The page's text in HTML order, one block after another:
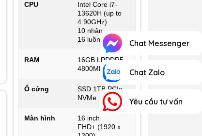
CPU
Intel Core i7-
13620H (up to
4.90GHz)
10 nhân
16 luồng
RAM
16GB LPDDR5
4800MHz
Ổ cứng
SSD 1TB PCIe
NVMe
Màn hình
16 inch
FHD+ (1920 x
Chat Messenger
Chat Zalo
Yêu cầu tư vấn